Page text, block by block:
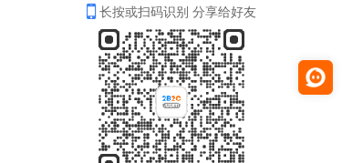
长按或扫码识别 分享给好友